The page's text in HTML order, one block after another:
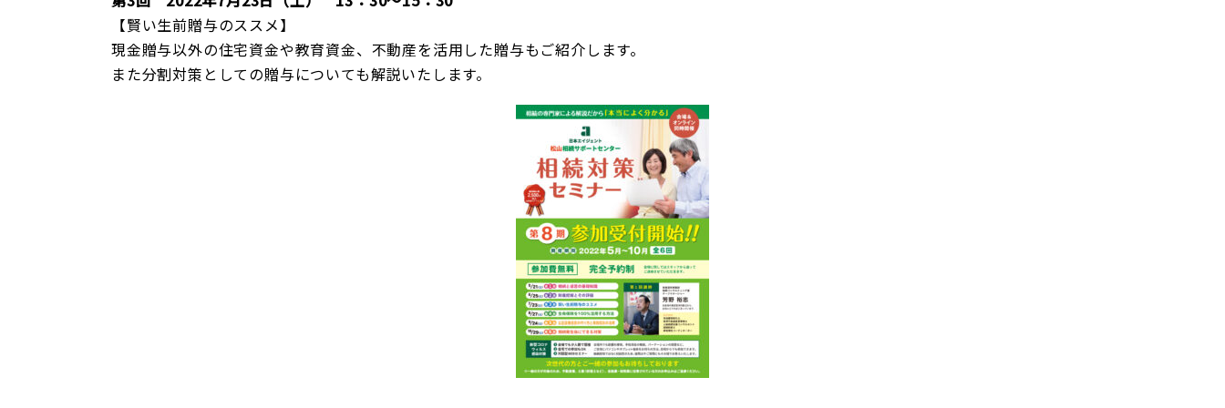
【賢い生前贈与のススメ】
現金贈与以外の住宅資金や教育資金、不動産を活用した贈与もご紹介します。
また分割対策としての贈与についても解説いたします。